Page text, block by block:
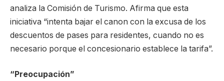
analiza la Comisión de Turismo. Afirma que esta
iniciativa “intenta bajar el canon con la excusa de los
descuentos de pases para residentes, cuando no es
necesario porque el concesionario establece la tarifa”.
“Preocupación”